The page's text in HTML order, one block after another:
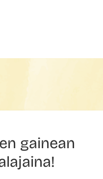
gainean